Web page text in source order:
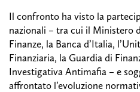
Il confronto ha visto la
nazionali – tra cui il Ministero
Finanze, la Banca d’Italia,
Finanziaria, la Guardia di
Investigativa Antimafia – e
affrontato l’evoluzione